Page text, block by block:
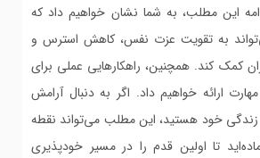
این مطلب، به شما نشان خواهیم داد که
به تقویت عزت نفس، کاهش استرس و
کمک کند. همچنین، راهکارهایی عملی برای
ارائه خواهیم داد. اگر به دنبال آرامش
زندگی خود هستید، این مطلب می‌تواند نقطه
تا اولین قدم را در مسیر خودپذیری